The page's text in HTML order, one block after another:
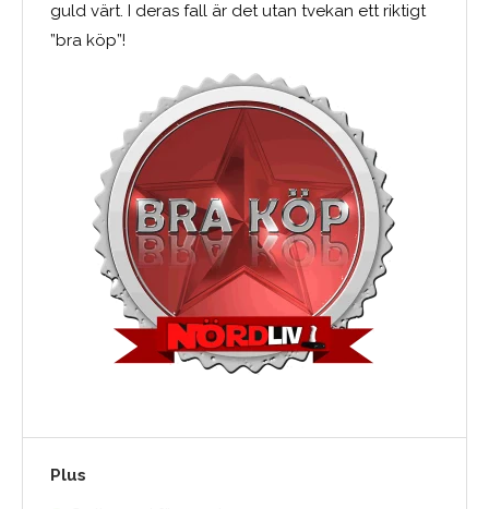
guld värt. I deras fall är det utan tvekan ett riktigt
”bra köp”!
Plus